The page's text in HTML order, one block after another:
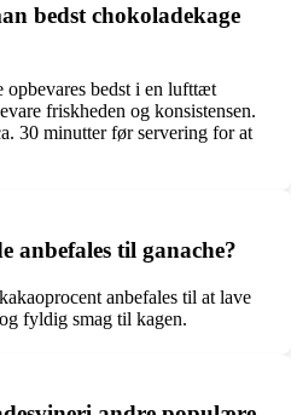
bedst chokoladekage
opbevares bedst i en lufttæt
friskheden og konsistensen.
30 minutter før servering for at
anbefales til ganache?
anbefales til at lave
fyldig smag til kagen.